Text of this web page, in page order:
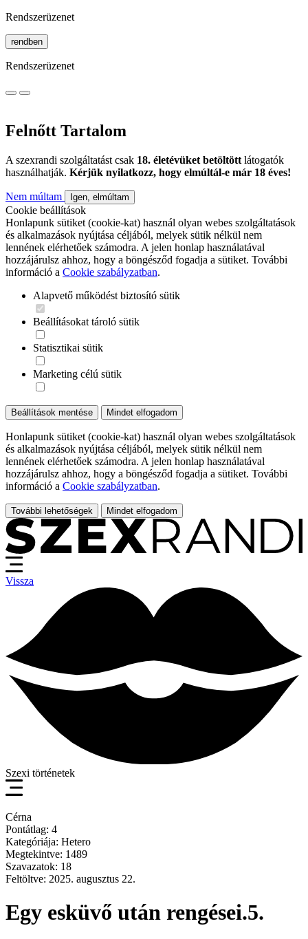
Rendszerüzenet
rendben
Rendszerüzenet
Felnőtt Tartalom
A szexrandi szolgáltatást csak 18. életévüket betöltött látogatók
használhatják. Kérjük nyilatkozz, hogy elmúltál-e már 18 éves!
Nem múltam Igen, elmúltam
Cookie beállítások
Honlapunk sütiket (cookie-kat) használ olyan webes szolgáltatások
és alkalmazások nyújtása céljából, melyek sütik nélkül nem
lennének elérhetőek számodra. A jelen honlap használatával
hozzájárulsz ahhoz, hogy a böngésződ fogadja a sütiket. További
információ a Cookie szabályzatban.
Alapvető működést biztosító sütik
Beállításokat tároló sütik
Statisztikai sütik
Marketing célú sütik
Beállítások mentése Mindet elfogadom
Honlapunk sütiket (cookie-kat) használ olyan webes szolgáltatások
és alkalmazások nyújtása céljából, melyek sütik nélkül nem
lennének elérhetőek számodra. A jelen honlap használatával
hozzájárulsz ahhoz, hogy a böngésződ fogadja a sütiket. További
információ a Cookie szabályzatban.
További lehetőségek Mindet elfogadom
Vissza
Szexi történetek
Cérna
Pontátlag: 4
Kategóriája: Hetero
Megtekintve: 1489
Szavazatok: 18
Feltöltve: 2025. augusztus 22.
Egy esküvő után rengései.5.